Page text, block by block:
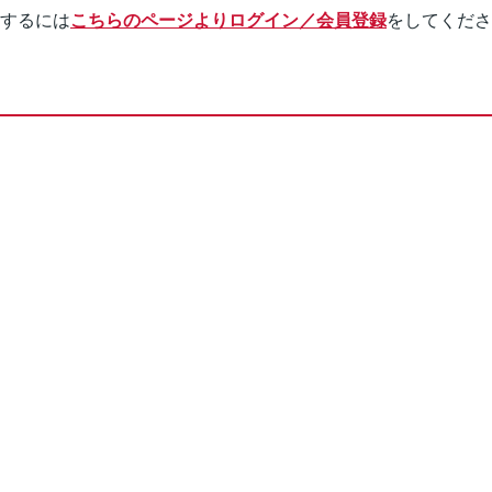
るにはこちらのページよりログイン／会員登録をしてくだ